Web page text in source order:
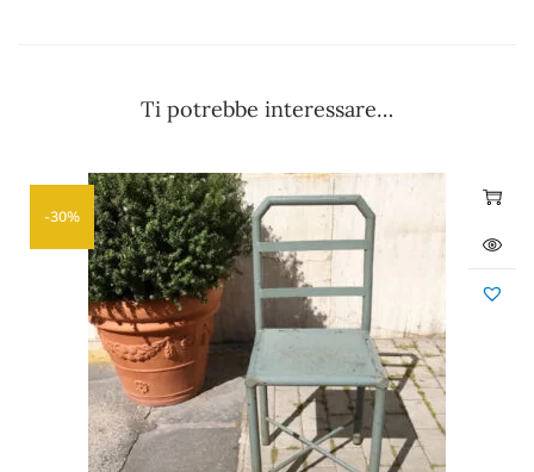
Ti potrebbe interessare…
-30%